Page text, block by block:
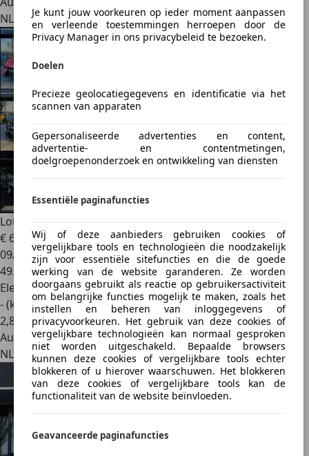
Je kunt jouw voorkeuren op ieder moment aanpassen
en verleende toestemmingen herroepen door de
Privacy Manager in ons privacybeleid te bezoeken.
Doelen
Precieze geolocatiegegevens en identificatie via het
scannen van apparaten
Gepersonaliseerde advertenties en content,
advertentie- en contentmetingen,
doelgroepenonderzoek en ontwikkeling van diensten
Essentiële paginafuncties
Wij of deze aanbieders gebruiken cookies of
vergelijkbare tools en technologieën die noodzakelijk
zijn voor essentiële sitefuncties en die de goede
werking van de website garanderen. Ze worden
doorgaans gebruikt als reactie op gebruikersactiviteit
om belangrijke functies mogelijk te maken, zoals het
instellen en beheren van inloggegevens of
privacyvoorkeuren. Het gebruik van deze cookies of
vergelijkbare technologieën kan normaal gesproken
niet worden uitgeschakeld. Bepaalde browsers
kunnen deze cookies of vergelijkbare tools echter
blokkeren of u hierover waarschuwen. Het blokkeren
van deze cookies of vergelijkbare tools kan de
functionaliteit van de website beïnvloeden.
Geavanceerde paginafuncties
NL 3992 AE
Lotus Eletre
€ 65.395
09/2023
49.790 km
Elektrisch
- (kWh/100 km)
2,8
Autobedrijf
NL 3992 AE